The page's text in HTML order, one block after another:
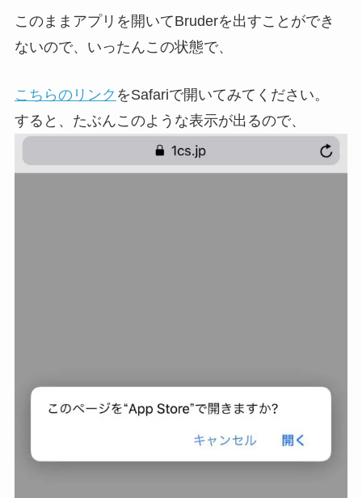
このままアプリを開いてBruderを出すことができ
ないので、いったんこの状態で、
こちらのリンク をSafariで開いてみてください。
すると、たぶんこのような表示が出るので、